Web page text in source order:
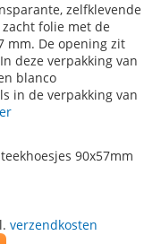
zelfklevende
folie met de
mm. De opening zit
deze verpakking van
blanco
in de verpakking van
90x57mm
verzendkosten